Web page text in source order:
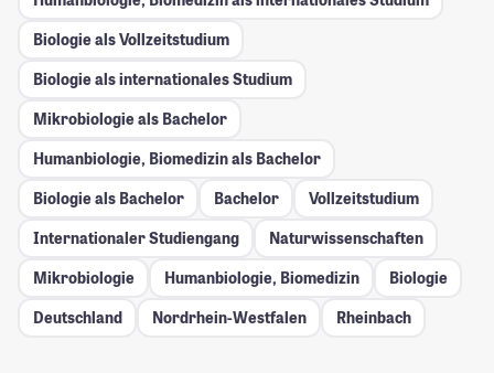
Biologie als Vollzeitstudium
Biologie als internationales Studium
Mikrobiologie als Bachelor
Humanbiologie, Biomedizin als Bachelor
Biologie als Bachelor
Bachelor
Vollzeitstudium
Internationaler Studiengang
Naturwissenschaften
Mikrobiologie
Humanbiologie, Biomedizin
Biologie
Deutschland
Nordrhein-Westfalen Rheinbach